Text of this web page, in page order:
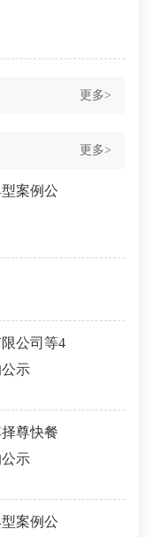
更多>
更多>
案例公
公司等4
示
尊快餐
示
案例公